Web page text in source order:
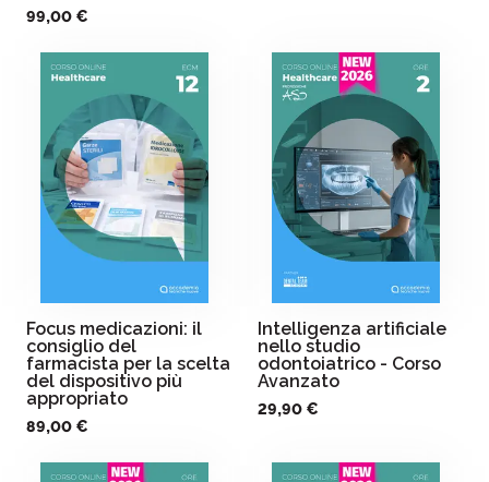
99,00 €
Focus medicazioni: il
consiglio del
farmacista per la scelta
del dispositivo più
appropriato
89,00 €
Intelligenza artificiale
nello studio
odontoiatrico - Corso
Avanzato
29,90 €